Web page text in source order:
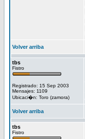
Volver arriba
tbs
Fistro
Registrado: 15 Sep 2003
Mensajes: 1109
Ubicaci�n: Toro (zamora)
Volver arriba
tbs
Fistro